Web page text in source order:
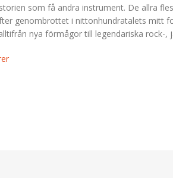
som få andra instrument. De allra
genombrottet i nittonhundratalets mitt
nya förmågor till legendariska rock-,